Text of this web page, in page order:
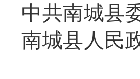
中共南城县
南城县人民